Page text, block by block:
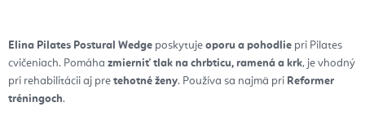
Elina Pilates Postural Wedge poskytuje oporu a pohodlie pri Pilates
cvičeniach. Pomáha zmierniť tlak na chrbticu, ramená a krk, je vhodný
pri rehabilitácii aj pre tehotné ženy. Používa sa najmä pri Reformer
tréningoch.